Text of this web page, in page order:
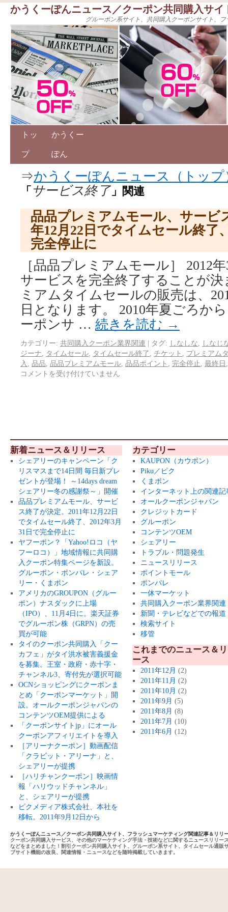
かうくーぽんニュース／クーポン共同購入サ
グルーポン系サイト、共同購入クーポンサイト、
トッ
プ
かうくー
ぽん
⇒かうくーぽんニュース（トップ
「 サービス終了 」関連
品品プレミアムモール、サービ
年12月22日でタイムセール終了
完全停止に
［品品プレミアムモール］ 2012
サービスを完全終了することが
ミアムタイムセールの販売は、
日となります。 2010年夏ごろか
ーポンサ … 続きを読む →
カテゴリー: 共同購入クーポン業界関連 | タグ: しなしな
しなじ
ジーナ
タイムセール タイムセール終了 チケット
プレミアム
入
品品 品品プレミアムモール 品品ポイント 完全停止 最終日
コメントを受け付けていません
新着ニュース＆リリース
シェアリーのキャンペーン「ク
リスマスまで14日間 毎日新プレ
ゼントが登場！ ～14days dream
シェアリー冬の感謝祭～」開催
品品プレミアムモール、サービ
ス終了が決定。2011年12月22日
でタイムセール終了、2012年3月
31日で完全停止に
ヤフーポン？「Yahoo!ロコ（ヤ
フーロコ）」地域情報に共同購
入クーポン特集ページを新設。
グルーポン・ポンパレ・シェア
リー・くまポン
アメリカのGROUPON（グルー
ポン）ナスダックに上場
（IPO）、11月4日に。楽天証券
でグルーポン株（GRPN）の売
買が可能
タイのクーポン共同購入「クー
カフェ」がタイ洪水被害義援金
を募集。王室・政府・赤十字・
チャンネル3、寄付先が選択可能
OCNショッピングにクーポンま
とめ「クーポンマーケット」開
設。オールクーポンジャパンの
コンテンツOEM提供による
「クーポンサイトjp」にオール
クーポンアフィリエイトを導入
［アリーナクーポン］動画配信
「クラビット・アリーナ」と、
シェアリーが提携
［ハリチャンクーポン］映画情
報「ハリウッドチャンネル」
と、シェアリーが提携
ピクメディア株式会社、本社を
移転。2011年9月12日から
カテゴリー
KAUPON（カウポン）
Piku／ピク
くまポン
インターネット上の関連記
オールクーポンジャパン
クレジットカード
グルーポン
コンテンツOEM
シェアリー
トラブル・問題発生
ニュースリリース
ポイントモール
ポンパレ
一休マーケット
共同購入クーポン業界関連
新聞・テレビなどでの報道
検索サイト
移管
これまでのニュース＆
ース
2011年12月 (2)
2011年11月 (2)
2011年10月 (2)
2011年9月 (5)
2011年8月 (8)
2011年7月 (10)
2011年6月 (12)
かうくーぽんニュース／クーポン共同購入サイト、フラッシュマーケティング関連記事＆リリ
クーポン共同購入サービス、その他のマーケティング手法・技術などに関するニュースリリ
などをまとめました！割引クーポン共同購入サイト、グルーポン系サイト、タイムセール通
ブサイト機能の改良、関連情報・ニュースなどを随時掲載していきます。